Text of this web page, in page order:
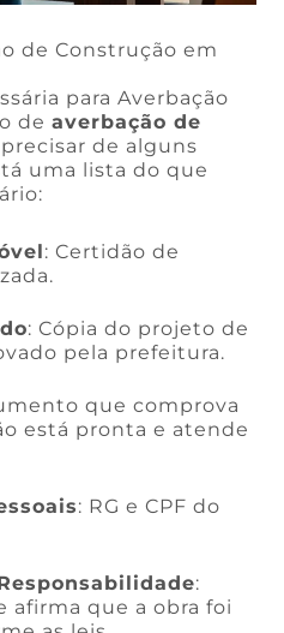
de Construção em
para Averbação
deaverbação de
de alguns
uma lista do que
: Certidão de
: Cópia do projeto de
pela prefeitura.
que comprova
está pronta e atende
: RG e CPF do
:
afirma que a obra foi